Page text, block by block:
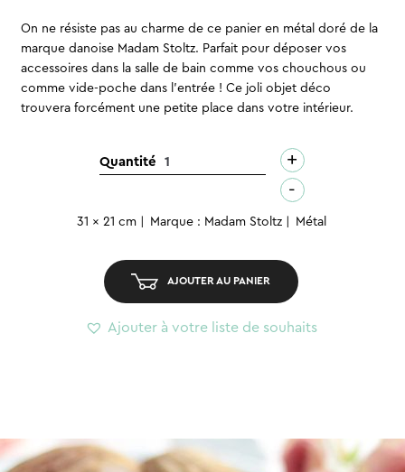
On ne résiste pas au charme de ce panier en métal doré de la
marque danoise Madam Stoltz. Parfait pour déposer vos
accessoires dans la salle de bain comme vos chouchous ou
comme vide-poche dans l’entrée ! Ce joli objet déco
trouvera forcément une petite place dans votre intérieur.
Quantitéquantité
en
pied
M
+
-
31 x 21 cm Marque : Madam Stoltz Métal
AJOUTER AU PANIER
Ajouter à votre liste de souhaits